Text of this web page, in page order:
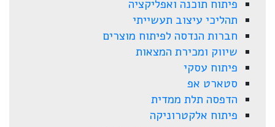
פיתוח תוכנה ואפליקציה
תהליכי עיצוב תעשייתי
חברות הנדסה לפיתוח מוצרים
שיווק ומכירת המצאות
פיתוח עסקי
סטארט אפ
הדפסה תלת ממדית
פיתוח אלקטרוניקה